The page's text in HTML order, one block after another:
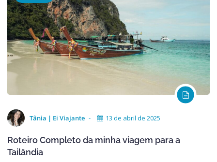
Tânia | Ei Viajante 13 de abril de 2025
Roteiro Completo da minha viagem para a
Tailândia